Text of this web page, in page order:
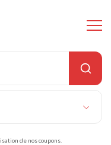
de nos coupons.